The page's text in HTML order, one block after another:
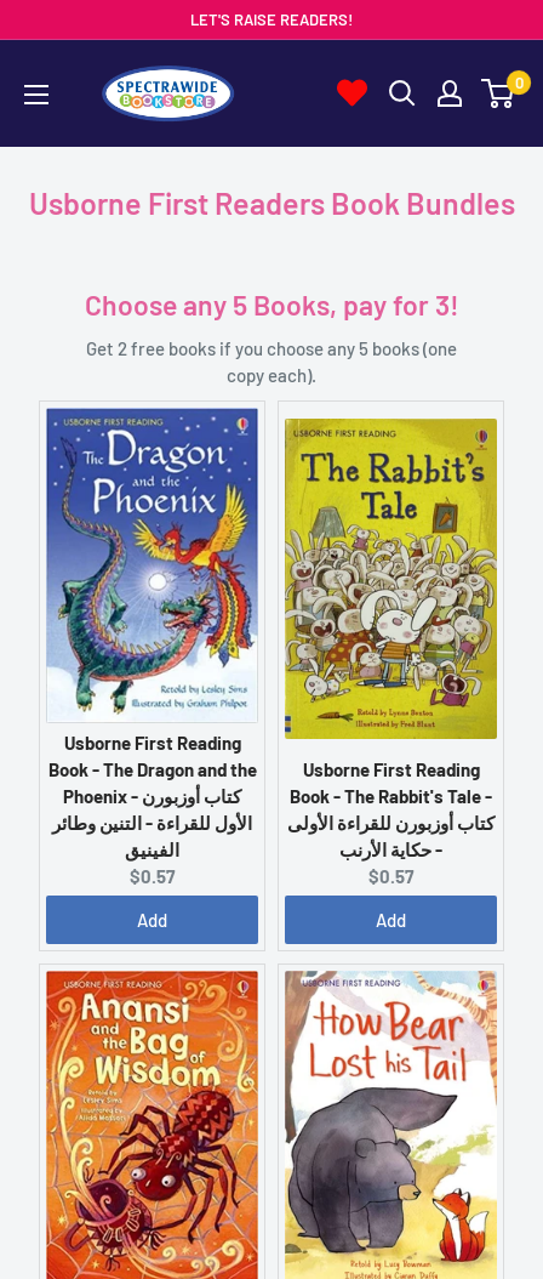
content
LET'S RAISE READERS!
Spectrawide
Bookstore
0
Usborne First Readers Book Bundles
Choose any 5 Books, pay for 3!
Get 2 free books if you choose any 5 books (one
copy each).
Usborne First Reading
Book - The Dragon and the
Phoenix - كتاب أوزبورن
الأول للقراءة - التنين وطائر
الفينيق
C
u
r
e
n
t
p
r
i
c
e
:
$0.57
Add
Usborne First Reading
Book - The Rabbit's Tale -
كتاب أوزبورن للقراءة الأولى
- حكاية الأرنب
C
u
r
e
n
t
p
r
i
c
e
$0.57
Add